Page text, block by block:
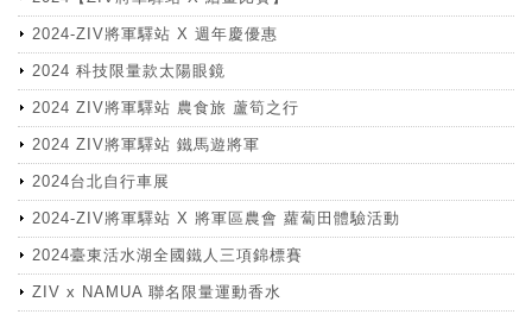
2024-ZIV將軍驛站 X 週年慶優惠
2024 科技限量款太陽眼鏡
2024 ZIV將軍驛站 農食旅 蘆筍之行
2024 ZIV將軍驛站 鐵馬遊將軍
2024台北自行車展
2024-ZIV將軍驛站 X 將軍區農會 蘿蔔田體驗活動
2024臺東活水湖全國鐵人三項錦標賽
ZIV x NAMUA 聯名限量運動香水